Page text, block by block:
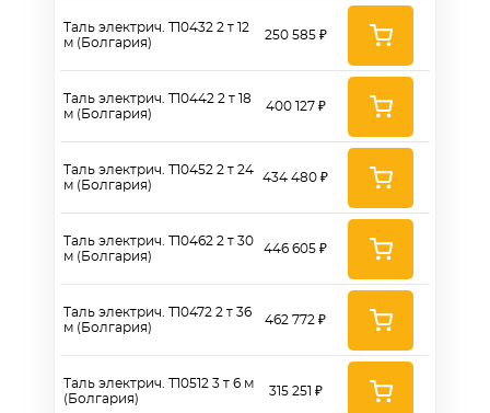
Таль электрич. Т10432 2 т 12
м (Болгария)
Таль электрич. Т10442 2 т 18
м (Болгария)
Таль электрич. Т10452 2 т 24
м (Болгария)
Таль электрич. Т10462 2 т 30
м (Болгария)
Таль электрич. Т10472 2 т 36
м (Болгария)
Таль электрич. Т10512 3 т 6 м
(Болгария)
250 585 ₽
400 127 ₽
434 480 ₽
446 605 ₽
462 772 ₽
315 251 ₽